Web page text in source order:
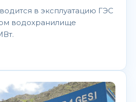
в эксплуатацию ГЭС
водохранилище